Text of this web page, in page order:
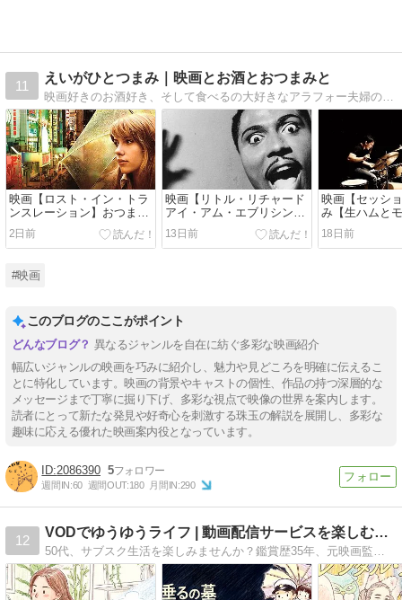
11
えいがひとつまみ｜映画とお酒とおつまみと
映画好きのお酒好き、そして食べるの大好きなアラフォー夫婦の日常。毎日の晩酌のおつまみは一本の映画。映画制作経験があったりするころっぷの映画レビューにどうぞお付き合い下さい！
映画【ロスト・イン・トラ
ンスレーション】おつまみ
【フライドチキンと夏野菜
マリネ】
2日前
映画【リトル・リチャード
アイ・アム・エブリシン
グ】おつまみ【海老揚げ春
巻き】
13日前
映画【セッシ
み【生ハムと
チーズのサラ
18日前
#映画
このブログのここがポイント
異なるジャンルを自在に紡ぐ多彩な映画紹介
幅広いジャンルの映画を巧みに紹介し、魅力や見どころを明確に伝えるこ
とに特化しています。映画の背景やキャストの個性、作品の持つ深層的な
メッセージまで丁寧に掘り下げ、多彩な視点で映像の世界を案内します。
読者にとって新たな発見や好奇心を刺激する珠玉の解説を展開し、多彩な
趣味に応える優れた映画案内役となっています。
2086390 5
週間IN:60 週間OUT:180 月間IN:290
12
VODでゆうゆうライフ | 動画配信サービスを楽しむサイト
50代、サブスク生活を楽しみませんか？鑑賞歴35年、元映画監督の妻との会話をヒントに、心に残る映画やドラマ、各配信サービスの特徴を穏やかに綴っています。年間800時間の視聴記録が、同世代の方への快適な動画ライフのヒントになれば嬉しいです。